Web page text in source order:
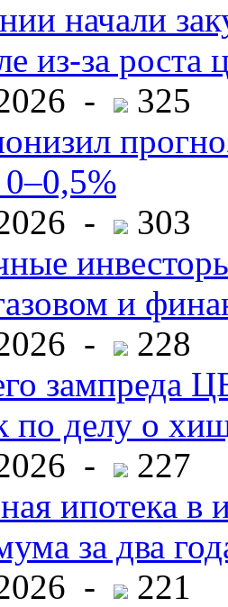
начали
из-за роста
-
325
-
303
и
-
228
зампреда
по делу о
-
227
ипотека в
за два
-
221